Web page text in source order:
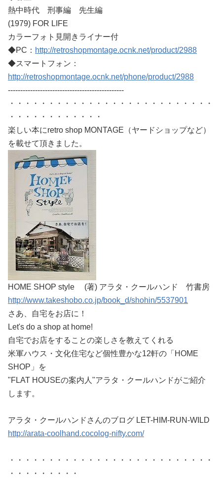
熱中時代 刑事編 先生編
(1979) FOR LIFE
カラーフォト見開きライナー付
◆PC： http://retroshopmontage.ocnk.net/product/2988
◆スマートフォン：
http://retroshopmontage.ocnk.net/phone/product/2988
-----------------------------------------------
・・・・・・・・・・・・・・・・・・・・・・・・・・
・・・・・・・・・・・・
楽しい本にretro shop MONTAGE（ヤードショップなど）
を載せて頂きました。
HOME SHOP style (著) アラタ・クールハンド 竹書房
http://www.takeshobo.co.jp/book_d/shohin/5537901
さあ、自宅をお店に！
Let's do a shop at home!
自宅でお店をすることの楽しさを教えてくれる
米軍ハウス・文化住宅など個性豊かな12軒の「HOME
SHOP」を
"FLAT HOUSEの案内人"アラタ・クールハンドがご紹介
します。
アラタ・クールハンドさんのブログ LET-HIM-RUN-WILD
http://arata-coolhand.cocolog-nifty.com/
・・・・・・・・・・・・・・・・・・・・・・・・・・
・・・・・・・・・